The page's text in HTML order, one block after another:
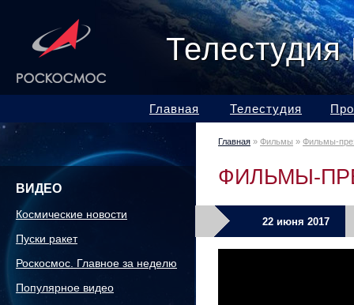
Главная Телестудия
ВИДЕО
Космические новости
Пуски ракет
Роскосмос. Главное за неделю
Популярное видео
Главная » Фильмы » Фильмы-
ФИЛЬМЫ-
22 июня 2017